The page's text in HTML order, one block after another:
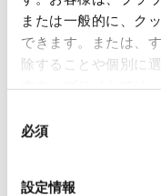
または一般的に、ク
できます。または、
除することや個別に
いるので、ご注意く
れられない場合、本
必須
設定情報
Project Story